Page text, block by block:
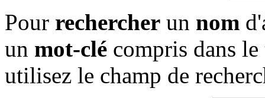
Pour rechercher un nom
un mot-clé compris dans le
utilisez le champ de